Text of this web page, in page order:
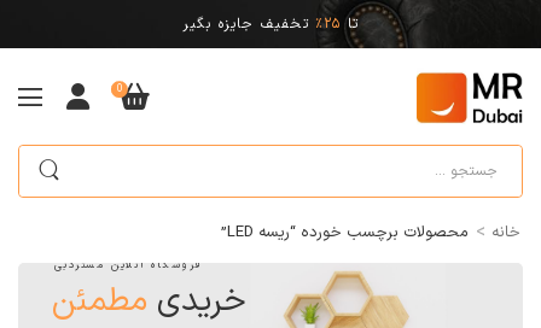
تا 25% تخفیف جایزه بگیر
0
خانه > محصولات برچسب خورده “ریسه LED”
فروشگاه آنلاین مستردبی
خریدی مطمئن